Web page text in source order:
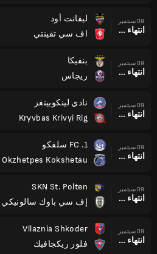
09 سبتمبر
انتهاء وقت المباراة
ليفانت أود
اف سي تفينتي
09 سبتمبر
انتهاء وقت المباراة
بنفيكا
ريجاس
09 سبتمبر
انتهاء وقت المباراة
نادي لينكوبينغز
Kryvbas Krivyi Rig
09 سبتمبر
انتهاء وقت المباراة
1. FC سلفكو
Okzhetpes Kokshetau
09 سبتمبر
انتهاء وقت المباراة
SKN St. Polten
إف سي باوك سالونيكي
09 سبتمبر
انتهاء وقت المباراة
Vllaznia Shkoder
فلور ريكجافيك